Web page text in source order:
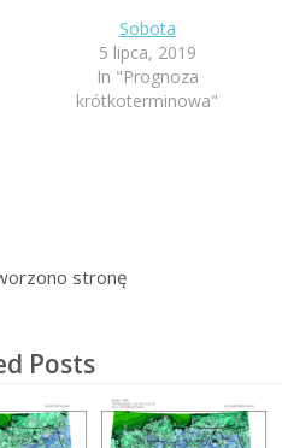
Sobota
5 lipca, 2019
In "Prognoza
krótkoterminowa"
stronę
Posts